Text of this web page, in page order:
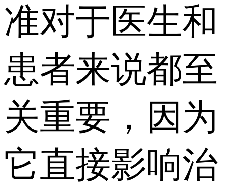
准对于医生和
患者来说都至
关重要，因为
它直接影响治